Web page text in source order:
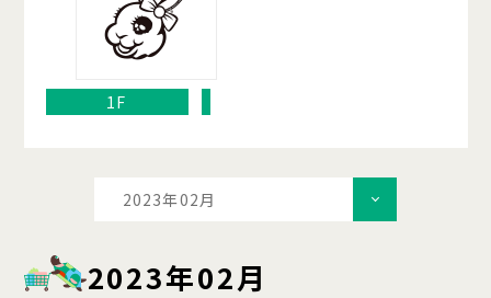
1F
2023年02月
2023年02月